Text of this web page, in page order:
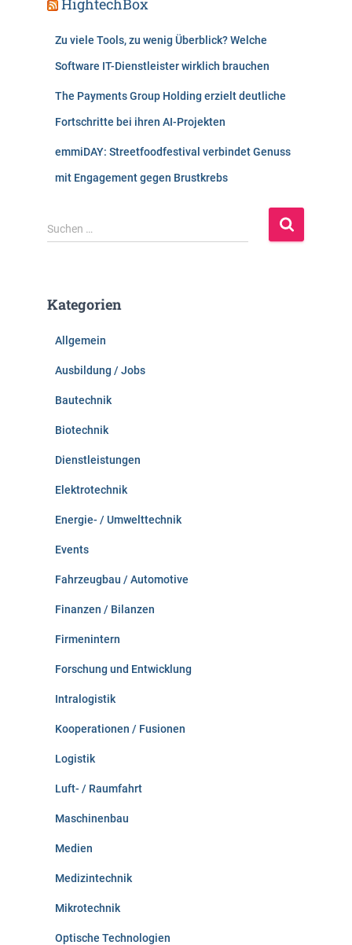
HightechBox
Zu viele Tools, zu wenig Überblick? Welche
Software IT-Dienstleister wirklich brauchen
The Payments Group Holding erzielt deutliche
Fortschritte bei ihren AI-Projekten
emmiDAY: Streetfoodfestival verbindet Genuss
mit Engagement gegen Brustkrebs
S
u
n
Suchen …
Kategorien
Allgemein
Ausbildung / Jobs
Bautechnik
Biotechnik
Dienstleistungen
Elektrotechnik
Energie- / Umwelttechnik
Events
Fahrzeugbau / Automotive
Finanzen / Bilanzen
Firmenintern
Forschung und Entwicklung
Intralogistik
Kooperationen / Fusionen
Logistik
Luft- / Raumfahrt
Maschinenbau
Medien
Medizintechnik
Mikrotechnik
Optische Technologien